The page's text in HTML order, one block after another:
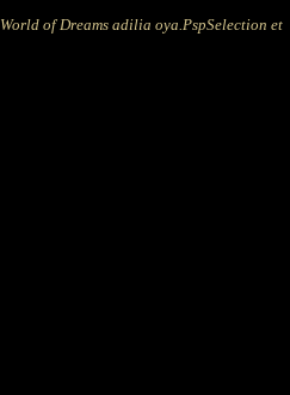
World of Dreams adilia oya.PspSelection et